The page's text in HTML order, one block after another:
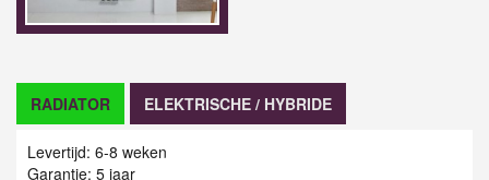
RADIATOR ELEKTRISCHE / HYBRIDE
Levertijd: 6-8 weken
Garantie: 5 jaar